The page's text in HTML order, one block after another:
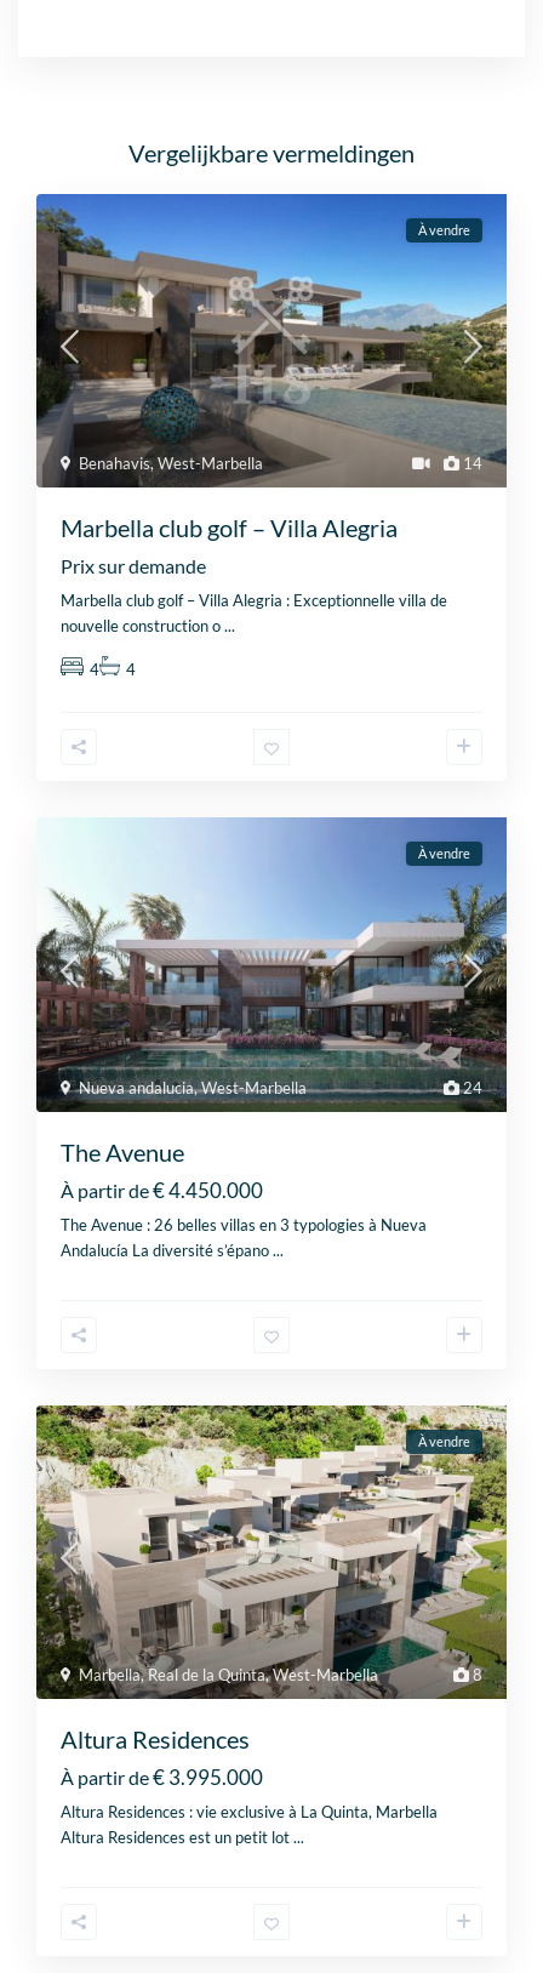
Vergelijkbare vermeldingen
14
Benahavis,West-Marbella
À vendre
Marbella club golf – Villa Alegria
Prix sur demande
Marbella club golf – Villa Alegria : Exceptionnelle villa de
nouvelle construction o...
4 4
24
Nueva andalucia,West-Marbella
À vendre
The Avenue
À partir de€ 4.450.000
The Avenue : 26 belles villas en 3 typologies à Nueva
Andalucía La diversité s’épano...
8
Marbella,Real de la Quinta,West-Marbella
À vendre
Altura Residences
À partir de€ 3.995.000
Altura Residences : vie exclusive à La Quinta, Marbella
Altura Residences est un petit lot...